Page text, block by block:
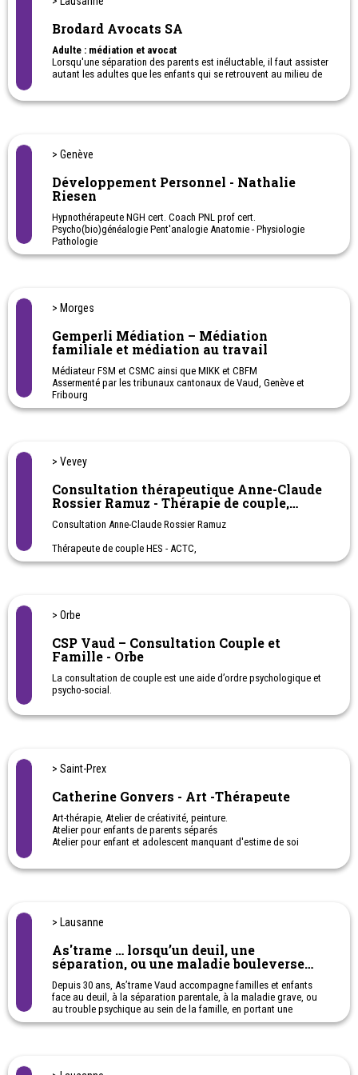
560 60 70
Horaires: sur RDV le mardi et mercredi
Brodard Avocats SA
Adulte : médiation et avocat
Lorsqu'une séparation des parents est inéluctable, il faut assister
autant les adultes que les enfants qui se retrouvent au milieu de
primordiaux. Droit de la famille, médiation, divorce à l'amiable,
> Genève
Développement Personnel - Nathalie
Riesen
Hypnothérapeute NGH cert. Coach PNL prof cert.
Psycho(bio)généalogie Pent'analogie Anatomie - Physiologie
Pathologie
Ouverture, confiance en soi- cauchemars, hyperactivité,
mentale
> Morges
Gemperli Médiation – Médiation
familiale et médiation au travail
Médiateur FSM et CSMC ainsi que MIKK et CBFM
Assermenté par les tribunaux cantonaux de Vaud, Genève et
Fribourg
Consultations en français, anglais ou allemand.
environnement de respect et d’écoute active.
Possibilité de médiation en ligne.
> Vevey
Consultation thérapeutique Anne-Claude
Rossier Ramuz - Thérapie de couple,
familiale, individuelle - Sexologie
Consultation Anne-Claude Rossier Ramuz
Thérapeute de couple HES - ACTC,
Sexologue clinicienne UniGe
> Orbe
CSP Vaud – Consultation Couple et
Famille - Orbe
La consultation de couple est une aide d’ordre psychologique et
psycho-social.
Elle soutient tous les couples et personnes en couple dans leur
la vie à deux.
aide à exprimer vos besoins et vos attentes concernant votre
propre créativité, faire vos propres choix et prendre vos propres
décisions, en favorisant ainsi un dialogue constructif et
respectueux avec votre partenaire.
La consultation de couple prend en compte votre contexte
Ligne directe Consultation couple et famille CSP Vaud: 021
560 60 70
Horaires : sur rendez-vous, le lundi
> Saint-Prex
Catherine Gonvers - Art -Thérapeute
Art-thérapie, Atelier de créativité, peinture.
Atelier pour enfants de parents séparés
Atelier pour enfant et adolescent manquant d'estime de soi
> Lausanne
As'trame … lorsqu’un deuil, une
séparation, ou une maladie bouleverse
Depuis 30 ans, As’trame Vaud accompagne familles et enfants
face au deuil, à la séparation parentale, à la maladie grave, ou
au trouble psychique au sein de la famille, en portant une
attention particulière aux enfants et jeunes. Elle les aide à